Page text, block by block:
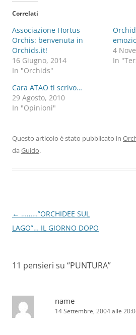
Correlati
Associazione Hortus
Orchis: benvenuta in
Orchids.it!
16 Giugno, 2014
In "Orchids"
4
In
Cara ATAO ti scrivo…
29 Agosto, 2010
In "Opinioni"
Questo articolo è stato pubblicato in
da Guido.
Navigazione
articolo
← ………”ORCHIDEE SUL
LAGO”… IL GIORNO DOPO
11 pensieri su “PUNTURA”
name
14 Settembre, 2004 alle